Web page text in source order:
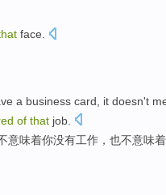
face
a business card , it doesn't
of that job.
意味着你没有工作 ，也不意味